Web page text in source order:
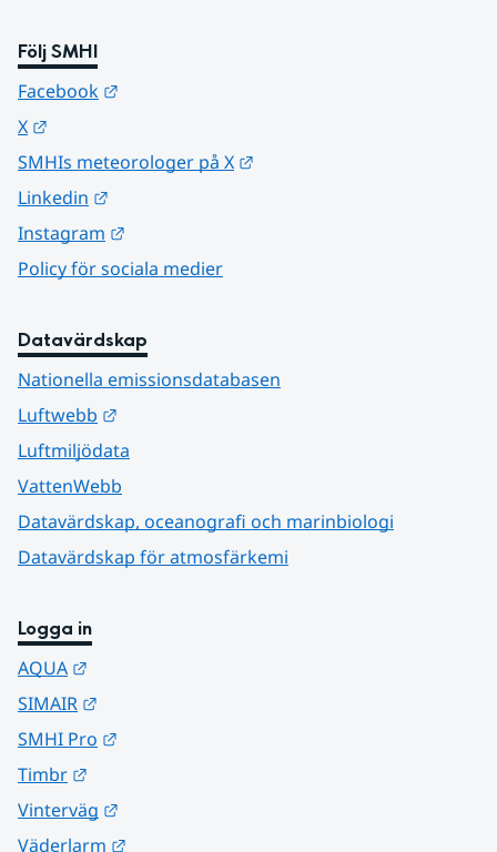
Följ SMHI
Facebook
X
SMHIs meteorologer på X
Linkedin
Instagram
Policy för sociala medier
Datavärdskap
Nationella emissionsdatabasen
Luftwebb
Luftmiljödata
VattenWebb
Datavärdskap, oceanografi och marinbiologi
Datavärdskap för atmosfärkemi
Logga in
AQUA
SIMAIR
SMHI Pro
Timbr
Vinterväg
Väderlarm